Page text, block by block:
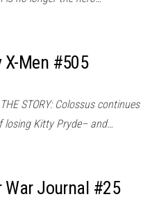
X-Men #505
STORY: Colossus continues
losing Kitty Pryde– and…
War Journal #25